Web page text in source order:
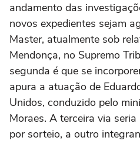
andamento das
novos expedientes sejam
Master, atualmente sob
Mendonça, no Supremo
segunda é que se
apura a atuação de
Unidos, conduzido pelo
Moraes. A terceira via
por sorteio, a outro